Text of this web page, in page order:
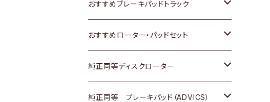
いすゞ
ダイハツ
マツダ
三菱
日産
いすゞ
ダイハツ
マツダ
日産
いすゞ
ダイハツ
三菱
ホンダ
スズキ
日産
ダイハツ
トヨタ
ホンダ
スズキ
日産
おすすめブレーキパッドトラック
トヨタ
日産
いすゞ
おすすめローター・パッドセット
トヨタ
ホンダ
純正同等ディスクローター
トヨタ
純正同等 ブレーキパッド（ADVICS）